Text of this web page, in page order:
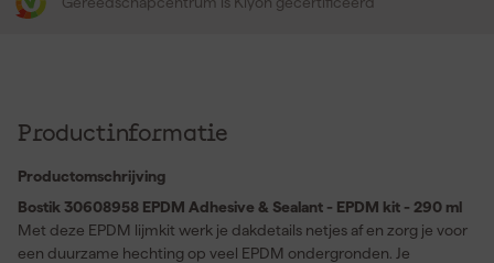
Productinformatie
Productomschrijving
Bostik 30608958 EPDM Adhesive & Sealant - EPDM kit - 290 ml
Met deze EPDM lijmkit werk je dakdetails netjes af en zorg je voor
een duurzame hechting op veel EPDM ondergronden. Je